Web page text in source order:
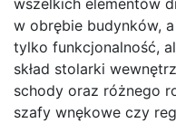
w obrębie budynków,
tylko funkcjonalność,
skład stolarki
schody oraz różnego
szafy wnękowe czy